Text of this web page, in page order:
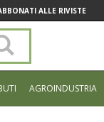
ALLE RIVISTE
sito
AGROINDUSTRIA